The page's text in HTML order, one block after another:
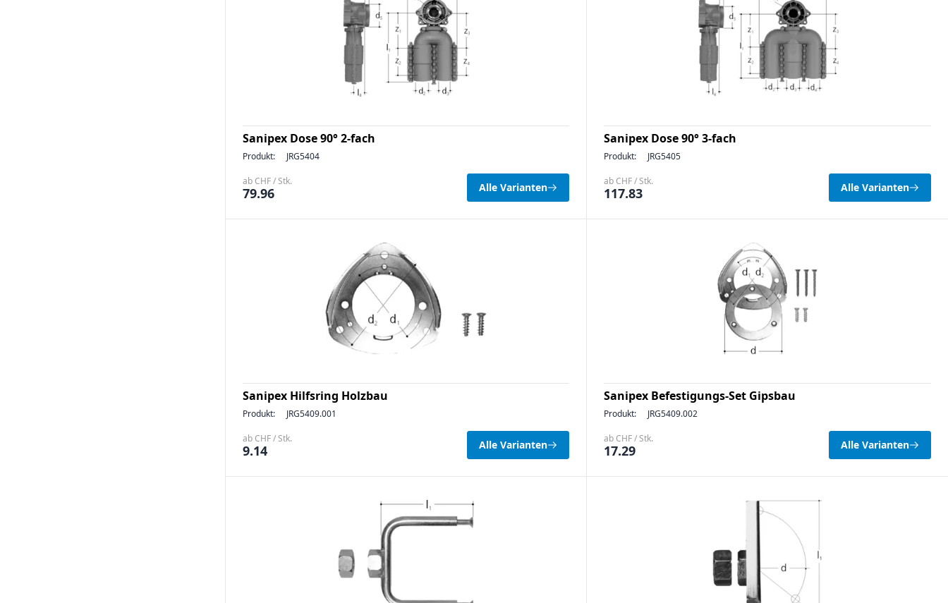
Sanipex Dose 90° 2-fach
Produkt: JRG5404
ab CHF / Stk.
79.96 Alle Varianten
Sanipex Dose 90° 3-fach
Produkt: JRG5405
ab CHF / Stk.
117.83 Alle Varianten
Sanipex Hilfsring Holzbau
Produkt: JRG5409.001
ab CHF / Stk.
9.14 Alle Varianten
Sanipex Befestigungs-Set Gipsbau
Produkt: JRG5409.002
ab CHF / Stk.
17.29 Alle Varianten